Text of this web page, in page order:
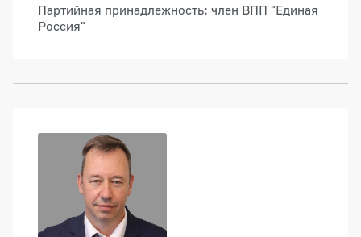
Партийная принадлежность: член ВПП "Единая
Россия"